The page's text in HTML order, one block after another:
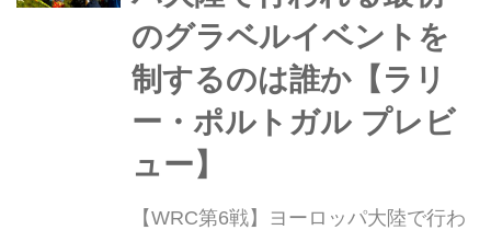
のグラベルイベントを
制するのは誰か【ラリ
ー・ポルトガル プレビ
ュー】
【WRC第6戦】ヨーロッパ大陸で行わ